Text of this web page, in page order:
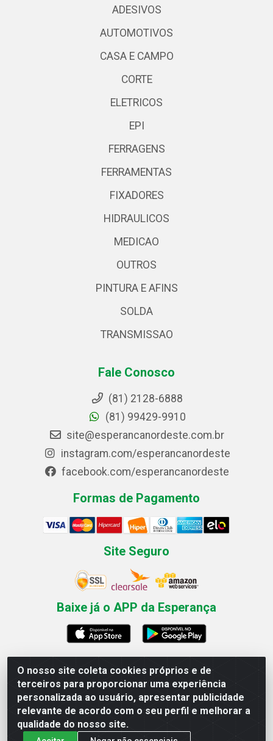
O nosso site coleta cookies próprios e de
terceiros para proporcionar uma experiência
personalizada ao usuário, apresentar publicidade
relevante de acordo com o seu perfil e melhorar a
qualidade do nosso site.
ADESIVOS
AUTOMOTIVOS
CASA E CAMPO
CORTE
ELETRICOS
EPI
FERRAGENS
FERRAMENTAS
FIXADORES
HIDRAULICOS
MEDICAO
OUTROS
PINTURA E AFINS
SOLDA
TRANSMISSAO
Fale Conosco
(81) 2128-6888
(81) 99429-9910
site@esperancanordeste.com.br
instagram.com/esperancanordeste
facebook.com/esperancanordeste
Formas de Pagamento
Site Seguro
Baixe já o APP da Esperança
Esperança Nordeste - Rua Professor Caldas Filho, 291 -
Estância - Recife / PE CEP: 50771-335 - CNPJ
03.666.136/0001-23